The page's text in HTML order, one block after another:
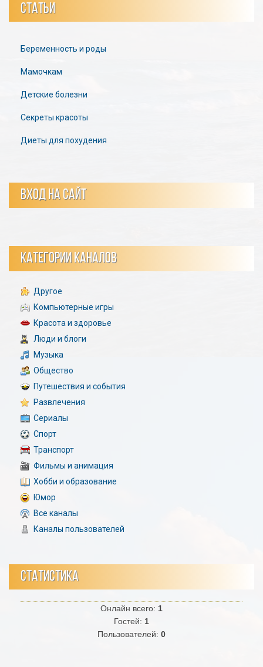
СТАТЬИ
Беременность и роды
Мамочкам
Детские болезни
Секреты красоты
Диеты для похудения
ВХОД НА САЙТ
КАТЕГОРИИ КАНАЛОВ
Другое
Компьютерные игры
Красота и здоровье
Люди и блоги
Музыка
Общество
Путешествия и события
Развлечения
Сериалы
Спорт
Транспорт
Фильмы и анимация
Хобби и образование
Юмор
Все каналы
Каналы пользователей
СТАТИСТИКА
Онлайн всего: 1
Гостей: 1
Пользователей: 0